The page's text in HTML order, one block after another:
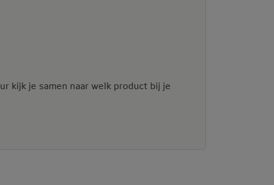
kijk je samen naar welk product bij je